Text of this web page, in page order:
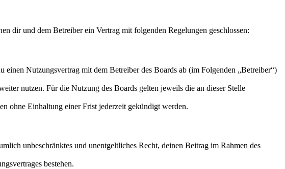
dir und dem Betreiber ein Vertrag mit folgenden Regelungen geschlossen:
Nutzungsvertrag mit dem Betreiber des Boards ab (im Folgenden „Betreiber“)
nutzen. Für die Nutzung des Boards gelten jeweils die an dieser Stelle
ohne Einhaltung einer Frist jederzeit gekündigt werden.
unbeschränktes und unentgeltliches Recht, deinen Beitrag im Rahmen des
bestehen.